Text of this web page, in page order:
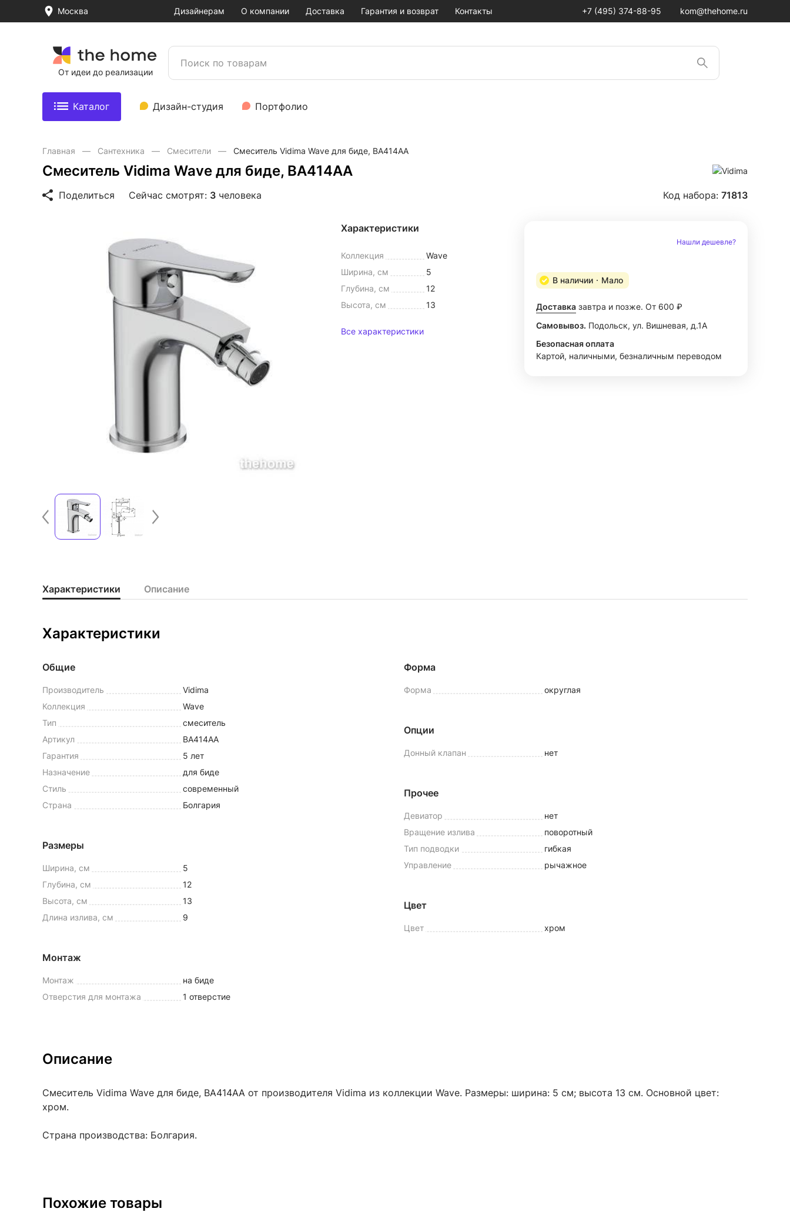
Москва Дизайнерам О компании Доставка Гарантия и возврат Контакты +7 (495) 374-88-95 kom@thehome.ru
От идеи до реализации
Каталог Дизайн-студия Портфолио
Главная Сантехника Смесители Смеситель Vidima Wave для биде, BA414AA
Смеситель Vidima Wave для биде, BA414AA
Поделиться Сейчас смотрят: 3 человека Код набора: 71813
Характеристики
Коллекция
Wave
Ширина, см
5
Глубина, см
12
Высота, см
13
Все характеристики
Нашли дешевле?
В наличии Мало
Доставка завтра и позже. От 600 ₽
Самовывоз. Подольск, ул. Вишневая, д.1А
Безопасная оплата
Картой, наличными, безналичным переводом
Характеристики Описание
Характеристики
Общие
Производитель
Vidima
Коллекция
Wave
Тип
смеситель
Артикул
BA414AA
Гарантия
5 лет
Назначение
для биде
Стиль
современный
Страна
Болгария
Размеры
Ширина, см
5
Глубина, см
12
Высота, см
13
Длина излива, см
9
Монтаж
Монтаж
на биде
Отверстия для монтажа
1 отверстие
Форма
Форма округлая
Опции
Донный клапан нет
Прочее
Девиатор
нет
Вращение излива
поворотный
Тип подводки
гибкая
Управление
рычажное
Цвет
Цвет хром
Описание
Смеситель Vidima Wave для биде, BA414AA от производителя Vidima из коллекции Wave. Размеры: ширина: 5 см; высота 13 см. Основной цвет:
хром.
Страна производства: Болгария.
Похожие товары